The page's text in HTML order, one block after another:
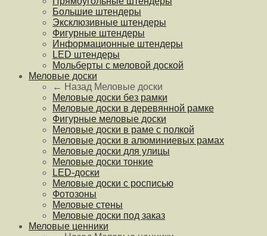
Большие штендеры
Эксклюзивные штендеры
Фигурные штендеры
Информационные штендеры
LED штендеры
Мольберты с меловой доской
Меловые доски
← Назад Меловые доски
Меловые доски без рамки
Меловые доски в деревянной рамке
Фигурные меловые доски
Меловые доски в раме с полкой
Меловые доски в алюминиевых рамах
Меловые доски для улицы
Меловые доски тонкие
LED-доски
Меловые доски с росписью
Фотозоны
Меловые стены
Меловые доски под заказ
Меловые ценники